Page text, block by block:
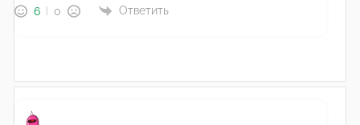
6 0 Ответить